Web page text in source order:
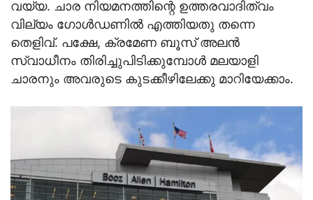
വയ്യ. ചാര നിയമനത്തിന്റെ ഉത്തരവാദിത്വം
വില്യം ഗോള്‍ഡണില്‍ എത്തിയതു തന്നെ
തെളിവ്. പക്ഷേ, ക്രമേണ ബൂസ് അലന്‍
സ്വാധീനം തിരിച്ചുപിടിക്കുമ്പോള്‍ മലയാളി
ചാരനും അവരുടെ കുടക്കീഴിലേക്കു മാറിയേക്കാം.